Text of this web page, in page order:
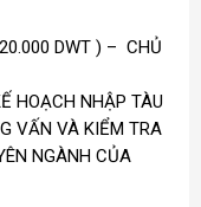
DWT ) – CHỦ
HOẠCH NHẬP TÀU
VẤN VÀ KIỂM TRA
NGÀNH CỦA